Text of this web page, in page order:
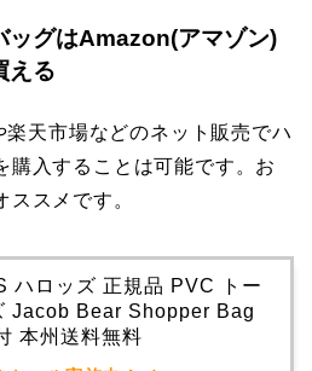
ッグはAmazon(アマゾン)
える
天市場などのネット販売でハ
購入することは可能です。お
スメです。
ハロッズ 正規品 PVC トー
Jacob Bear Shopper Bag
本州送料無料